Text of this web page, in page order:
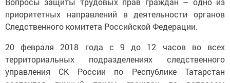
приоритетных направлений в деятельности органов
Следственного комитета Российской Федерации.
20 февраля 2018 года с 9 до 12 часов во всех
территориальных подразделениях следственного
управления СК России по Республике Татарстан